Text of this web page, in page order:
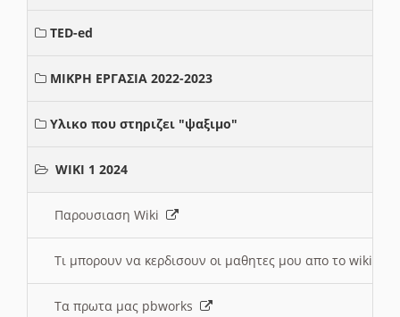
TED-ed
ΜΙΚΡΗ ΕΡΓΑΣΙΑ 2022-2023
Υλικο που στηριζει "ψαξιμο"
WIKI 1 2024
Παρουσιαση Wiki
Τι μπορουν να κερδισουν οι μαθητες μου απο το wiki
Τα πρωτα μας pbworks